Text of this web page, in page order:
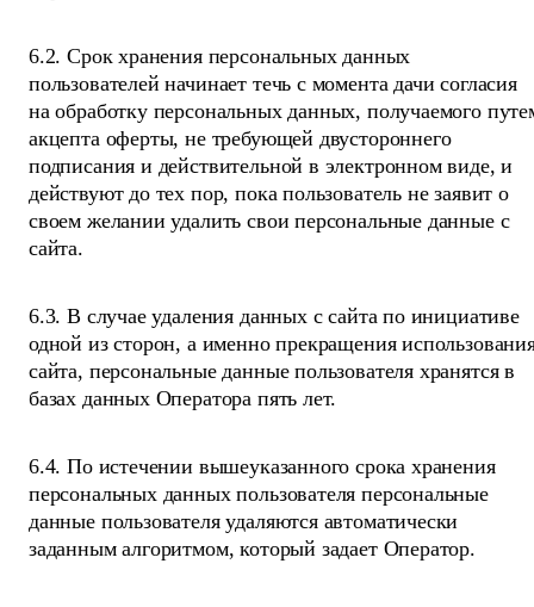
6.2. Срок хранения персональных данных
пользователей начинает течь с момента дачи согласия
на обработку персональных данных, получаемого
акцепта оферты, не требующей двустороннего
подписания и действительной в электронном виде, и
действуют до тех пор, пока пользователь не заявит о
своем желании удалить свои персональные данные с
сайта.
6.3. В случае удаления данных с сайта по инициативе
одной из сторон, а именно прекращения
сайта, персональные данные пользователя хранятся в
базах данных Оператора пять лет.
6.4. По истечении вышеуказанного срока хранения
персональных данных пользователя персональные
данные пользователя удаляются автоматически
заданным алгоритмом, который задает Оператор.